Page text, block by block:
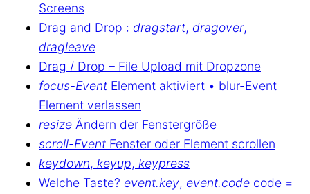
Screens
Drag and Drop : dragstart, dragover,
dragleave
Drag / Drop – File Upload mit Dropzone
focus-Event Element aktiviert • blur-Event
Element verlassen
resize Ändern der Fenstergröße
scroll-Event Fenster oder Element scrollen
keydown, keyup, keypress
Welche Taste? event.key, event.code code =